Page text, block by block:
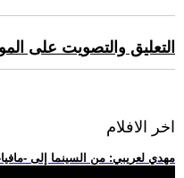
التعليق والتصويت على
اخر الافلام
.. مهدي لعريبي: من السينما إلى -